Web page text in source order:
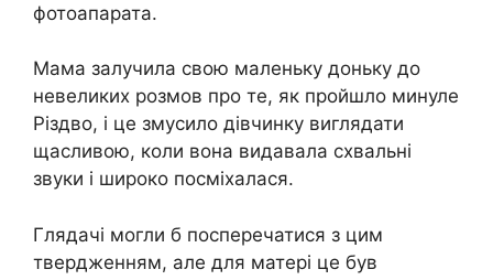
фотоапарата.
Мама залучила свою маленьку доньку до
невеликих розмов про те, як пройшло минуле
Різдво, і це змусило дівчинку виглядати
щасливою, коли вона видавала схвальні
звуки і широко посміхалася.
Глядачі могли б посперечатися з цим
твердженням, але для матері це був